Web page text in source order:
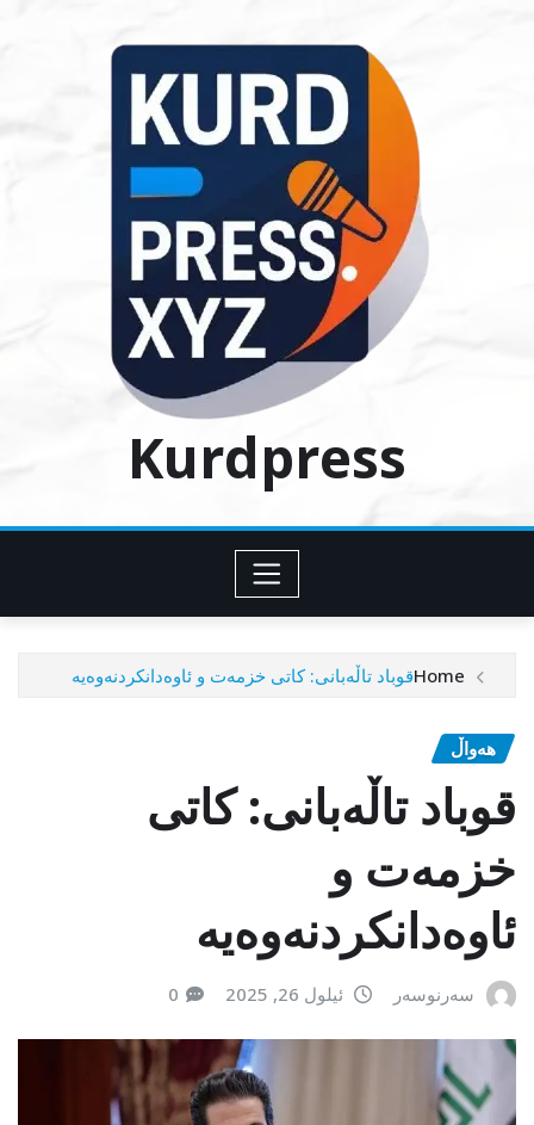
Kurdpress
Homeقوباد تاڵەبانی: کاتی خزمەت و ئاوەدانکردنەوەیە
هەواڵ
قوباد تاڵەبانی: کاتی
خزمەت و
ئاوەدانکردنەوەیە
سەرنوسەر ئیلول 26, 2025 0